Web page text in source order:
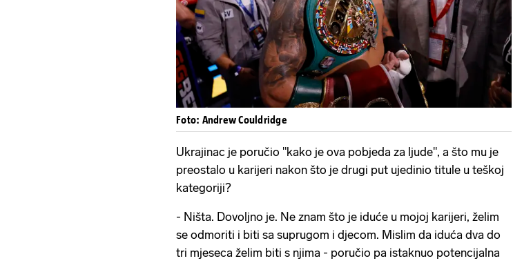
Foto: Andrew Couldridge
Ukrajinac je poručio "kako je ova pobjeda za ljude", a što mu je
preostalo u karijeri nakon što je drugi put ujedinio titule u teškoj
kategoriji?
- Ništa. Dovoljno je. Ne znam što je iduće u mojoj karijeri, želim
se odmoriti i biti sa suprugom i djecom. Mislim da iduća dva do
tri mjeseca želim biti s njima - poručio pa istaknuo potencijalna